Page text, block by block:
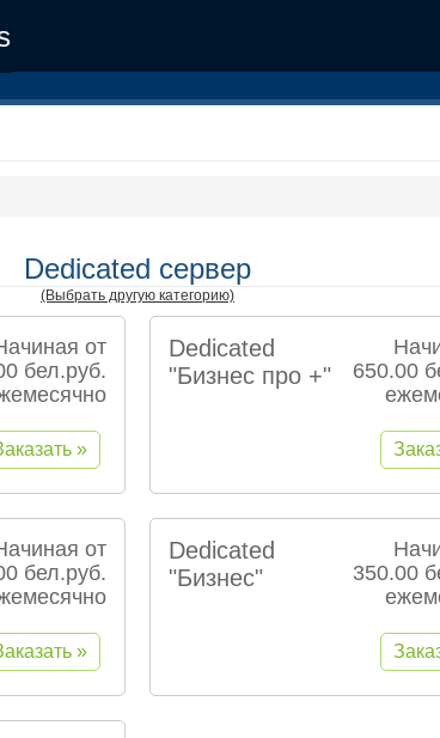
Dedicated cервер
(Выбрать другую категорию)
от
бел.руб.
650.00
Dedicated
"Бизнес про +"
от
бел.руб.
350.00
Dedicated
"Бизнес"